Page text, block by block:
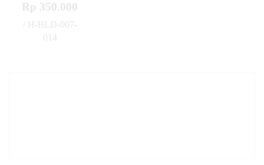
Rp 350.000
/ H-BLD-007-
014